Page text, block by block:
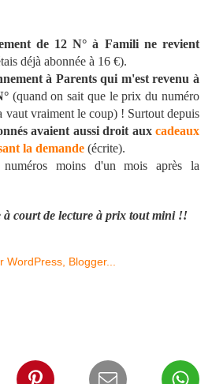
de 12 N° à Famili ne revient
déjà abonnée à 16 €).
à Parents qui m'est revenu à
(quand on sait que le prix du numéro
vaut vraiment le coup) ! Surtout depuis
avaient aussi droit aux cadeaux
la demande (écrite).
moins d'un mois après la
à court de lecture à prix tout mini !!